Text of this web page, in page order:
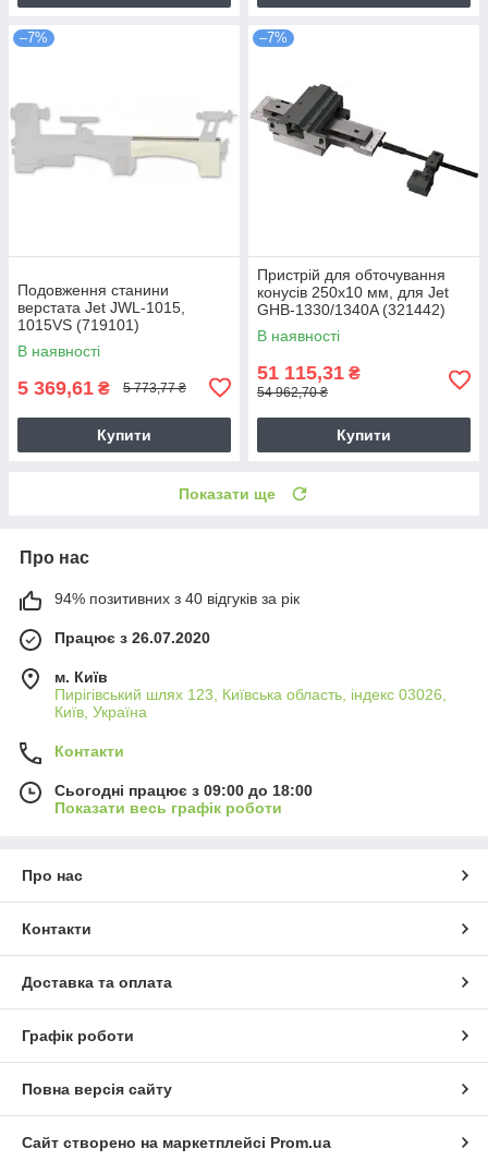
–7%
Подовження станини
верстата Jet JWL-1015,
1015VS (719101)
В наявності
5 369,61 ₴ 5 773,77 ₴
Купити
–7%
Пристрій для обточування
конусів 250х10 мм, для Jet
GHB-1330/1340A (321442)
В наявності
51 115,31 ₴
54 962,70 ₴
Купити
Показати ще
Про нас
94% позитивних з 40 відгуків за рік
Працює з 26.07.2020
м. Київ
Пирігівський шлях 123, Київська область, індекс 03026,
Київ, Україна
Контакти
Сьогодні працює з 09:00 до 18:00
Показати весь графік роботи
Про нас
Контакти
Доставка та оплата
Графік роботи
Повна версія сайту
Сайт створено на маркетплейсі Prom.ua